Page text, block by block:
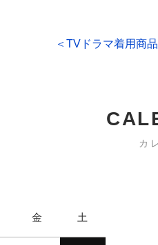
＜TVドラマ着用商
カ
金 土